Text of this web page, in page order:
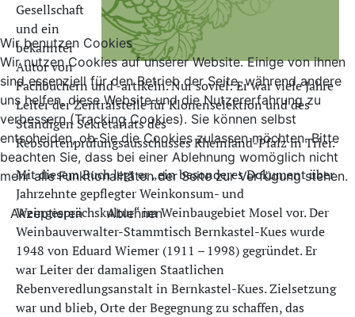
Gesellschaft
und ein
bekannter
Autor von
Fachbüchern und -artikeln. Nur soviel: Er war viele Jahre
Leiter der Zentralstelle für Klonenselektion und des
Ständigen Sekretariats des
Rebsortenprüfungsausschusses Rheinland-Pfalz in Trier.
Mit diesem Buch legt er „ein besonderes Dokument über
Jahrzehnte gepflegter Weinkonsum- und
Weingesprächskultur“ im Weinbaugebiet Mosel vor. Der
Weinbauverwalter-Stammtisch Bernkastel-Kues wurde
1948 von Eduard Wiemer (1911 – 1998) gegründet. Er
war Leiter der damaligen Staatlichen
Rebenveredlungsanstalt in Bernkastel-Kues. Zielsetzung
war und blieb, Orte der Begegnung zu schaffen, das
Wir benutzen Cookies
Wir nutzen Cookies auf unserer Website. Einige von ihnen
sind essenziell für den Betrieb der Seite, während andere
uns helfen, diese Website und die Nutzererfahrung zu
verbessern (Tracking Cookies). Sie können selbst
entscheiden, ob Sie die Cookies zulassen möchten. Bitte
beachten Sie, dass bei einer Ablehnung womöglich nicht
mehr alle Funktionalitäten der Seite zur Verfügung stehen.
Akzeptieren Ablehnen